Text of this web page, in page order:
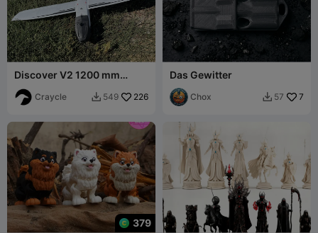
Discover V2 1200 mm
Cinematic FPV-Flugzeug -
Testdateien
Craycle  549 226
Das Gewitter
Chox  57 7
379